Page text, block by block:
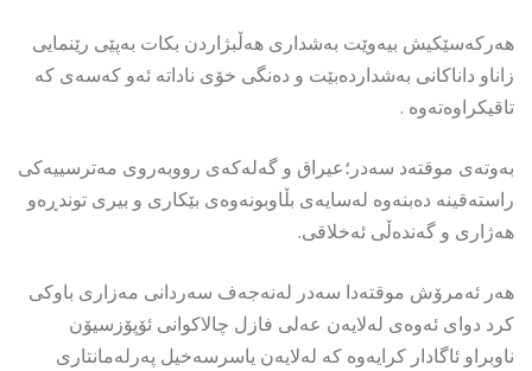
هەركەسێكیش بیەوێت بەشداری هەڵبژاردن بكات بەپێی رێنمایی
زاناو داناكانی بەشداردەبێت و دەنگی خۆی ناداتە ئەو كەسەی كە
تاقیكراوەتەوە .
بەوتەی موقتەد سەدر؛عیراق و گەلەكەی رووبەروی مەترسییەكی
راستەقینە دەبنەوە لەسایەی بڵاوبونەوەی بێكاری و بیری توندڕەو
هەژاری و گەندەڵی ئەخلاقی.
هەر ئەمرۆش موقتەدا سەدر لەنەجەف سەردانی مەزاری باوكی
كرد دوای ئەوەی لەلایەن عەلی فازل چالاكوانی ئۆپۆزسیۆن
ناوبراو ئاگادار كرایەوە كە لەلایەن یاسرسەخیل پەرلەمانتاری